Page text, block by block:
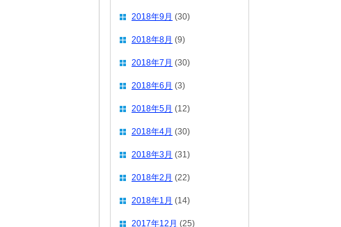
2018年9月 (30)
2018年8月 (9)
2018年7月 (30)
2018年6月 (3)
2018年5月 (12)
2018年4月 (30)
2018年3月 (31)
2018年2月 (22)
2018年1月 (14)
2017年12月 (25)